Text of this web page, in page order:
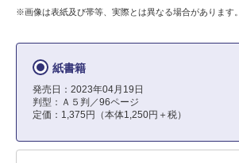
※画像は表紙及び帯等、実際とは異なる場合があります。
紙書籍
発売日：2023年04月19日
判型：Ａ５判／96ページ
定価：1,375円（本体1,250円＋税）